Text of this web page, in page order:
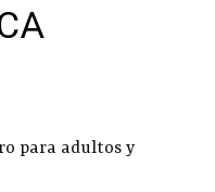
para adultos y